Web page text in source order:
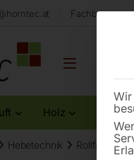
Fachberatung
Holz Metall
Hebetechnik Rollfahrwerk
Wir